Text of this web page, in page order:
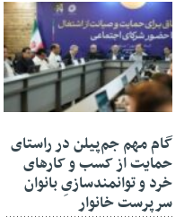
۰۹ مرداد ۱۴۰۵
گام مهم جم‌پیلن در راستای
حمایت از کسب و کارهای
خرد و توانمندسازیِ بانوان
سرپرست خانوار